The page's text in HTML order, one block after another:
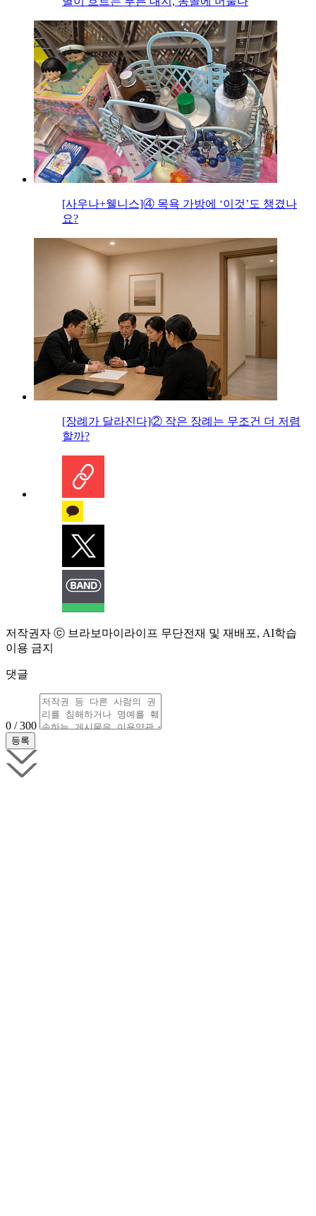
[사우나+웰니스]④ 목욕 가방에 ‘이것’도 챙겼나
요?
[장례가 달라진다]② 작은 장례는 무조건 더 저렴
할까?
저작권자 ⓒ 브라보마이라이프 무단전재 및 재배포, AI학습
이용 금지
댓글
0 / 300